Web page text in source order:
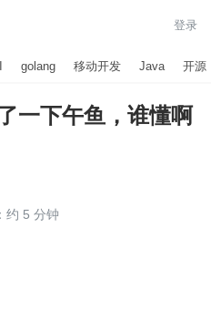
登录
golang 移动开发 Java 开源
一下午鱼，谁懂啊
约 5 分钟